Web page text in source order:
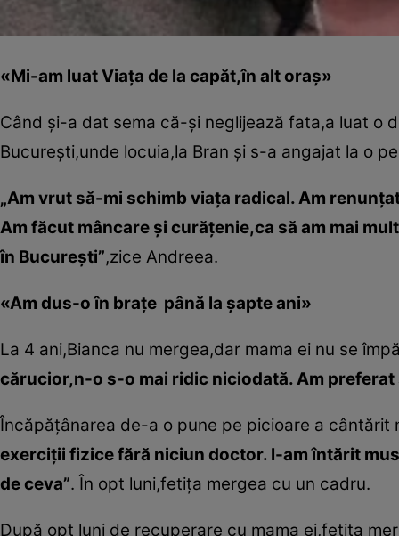
«Mi-am luat Viaţa de la capăt,în alt oraş»
Când şi-a dat sema că-şi neglijează fata,a luat o
Bucureşti,unde locuia,la Bran şi s-a angajat la o
„Am vrut să-mi schimb viaţa radical. Am
Am făcut mâncare şi curăţenie,ca să am mai
în Bucureşti”,zice Andreea.
«Am dus-o în braţe până la şapte ani»
La 4 ani,Bianca nu mergea,dar mama ei nu se
cărucior,n-o s-o mai ridic niciodată. Am preferat
Încăpăţânarea de-a o pune pe picioare a cântărit
exerciţii fizice fără niciun doctor. I-am întărit
de ceva”. În opt luni,fetiţa mergea cu un cadru.
După opt luni de recuperare cu mama ei,fetiţa